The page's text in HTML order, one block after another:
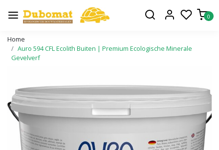
0
Home
Auro 594 CFL Ecolith Buiten | Premium Ecologische Minerale
Gevelverf